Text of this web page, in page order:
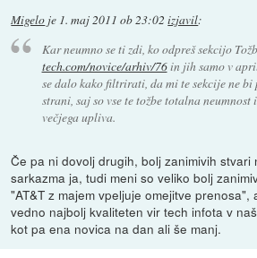
Migelo je 1. maj 2011 ob 23:02 izjavil:
Kar neumno se ti zdi, ko odpreš sekcijo
tech.com/novice/arhiv/76in jih samo v
se dalo kako filtrirati, da mi te sekcije ne
strani, saj so vse te tožbe totalna
večjega upliva.
Če pa ni dovolj drugih, bolj zanimivih stvari
sarkazma ja, tudi meni so veliko bolj
"AT&T z majem vpeljuje omejitve prenosa",
vedno najbolj kvaliteten vir tech infota v
kot pa ena novica na dan ali še manj.